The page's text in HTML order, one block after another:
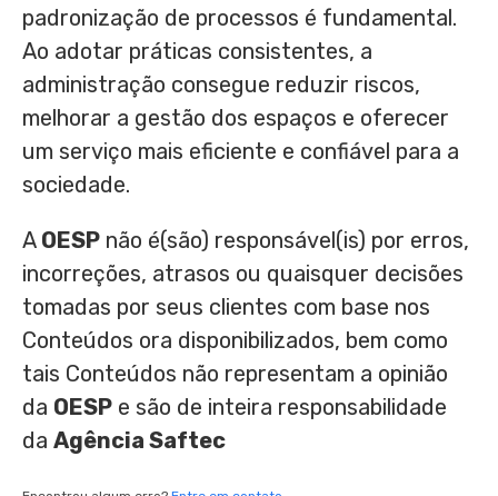
padronização de processos é fundamental.
Ao adotar práticas consistentes, a
administração consegue reduzir riscos,
melhorar a gestão dos espaços e oferecer
um serviço mais eficiente e confiável para a
sociedade.
A OESP não é(são) responsável(is) por erros,
incorreções, atrasos ou quaisquer decisões
tomadas por seus clientes com base nos
Conteúdos ora disponibilizados, bem como
tais Conteúdos não representam a opinião
da OESP e são de inteira responsabilidade
da Agência Saftec